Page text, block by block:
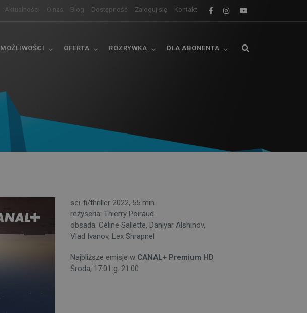
Aktualności O nas Blog Dostępność Zaloguj się Kontakt
MOŻLIWOŚCI OFERTA ROZRYWKA DLA ABONENTA
sci-fi/thriller 2022, 55 min
reżyseria: Thierry Poiraud
obsada: Céline Sallette, Daniyar Alshinov,
Vlad Ivanov, Lex Shrapnel
Najbliższe emisje w CANAL+ Premium HD
Środa, 17.01 g. 21:00